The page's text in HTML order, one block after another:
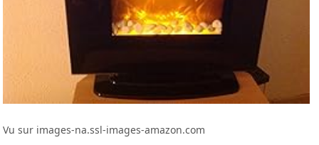
Vu sur images-na.ssl-images-amazon.com